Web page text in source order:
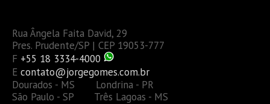
Rua Ângela Faita David, 29
Pres. Prudente/SP | CEP 19053-777
F +55 18 3334-4000
E contato@jorgegomes.com.br
Dourados - MS Londrina - PR
São Paulo - SP Três Lagoas - MS